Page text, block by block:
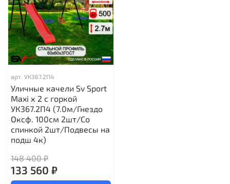
арт. УК367.2П4
Уличные качели Sv Sport
Maxi х 2 с горкой
УК367.2П4 (7.0м/Гнездо
Оксф. 100см 2шт/Со
спинкой 2шт/Подвесы на
подш 4к)
148 400 ₽
133 560 ₽